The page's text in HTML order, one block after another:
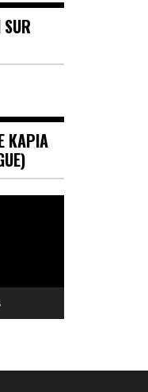
SUR
KAPIA